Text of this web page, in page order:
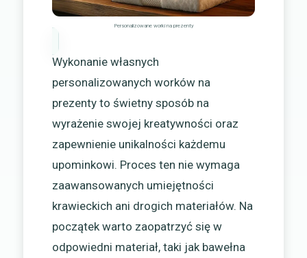
Personalizowane worki na prezenty
Wykonanie własnych
personalizowanych worków na
prezenty to świetny sposób na
wyrażenie swojej kreatywności oraz
zapewnienie unikalności każdemu
upominkowi. Proces ten nie wymaga
zaawansowanych umiejętności
krawieckich ani drogich materiałów. Na
początek warto zaopatrzyć się w
odpowiedni materiał, taki jak bawełna